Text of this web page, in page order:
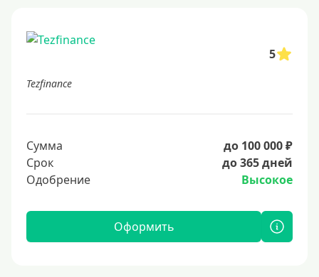
5
Tezfinance
Сумма
до 100 000 ₽
Срок
до 365 дней
Одобрение
Высокое
Оформить